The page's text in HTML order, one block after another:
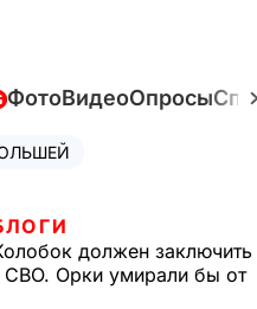
ФотоВидеоОпросы
должен заключить
СВО. Орки умирали бы от